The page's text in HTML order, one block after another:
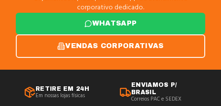
corporativo dedicado.
WHATSAPP
VENDAS CORPORATIVAS
RETIRE EM 24H
Em nossas lojas físicas
ENVIAMOS P/
BRASIL
Correios PAC e SEDEX